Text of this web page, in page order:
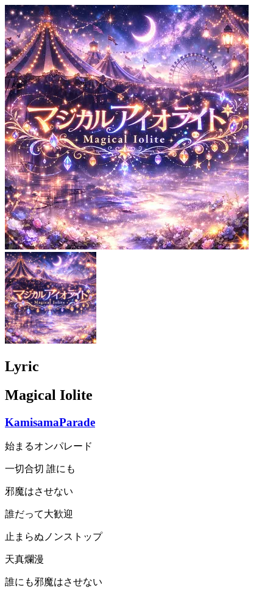
Lyric
Magical Iolite
KamisamaParade
始まるオンパレード
一切合切 誰にも
邪魔はさせない
誰だって大歓迎
止まらぬノンストップ
天真爛漫
誰にも邪魔はさせない